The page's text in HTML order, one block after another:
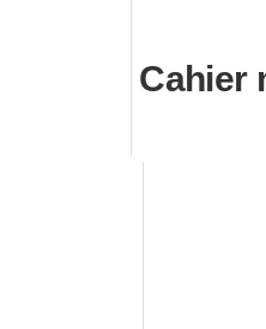
Cahier